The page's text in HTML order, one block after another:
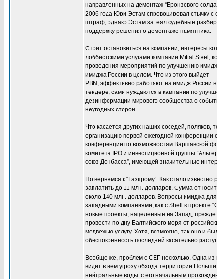
направленных на демонтаж “Бронзового
2006 года Юри Эстам спровоцировал стычку
штраф, однако Эстам затеял судебные
поддержку решения о демонтаже памятника.
Стоит остановиться на компании, интересы
лоббистскими услугами компании Mittal Steel,
проведения мероприятий по улучшению
имиджа России в целом. Что из этого выйдет
PBN, эффективно работают на имидж России
тендере, сами нуждаются в кампании по
дезинформации мирового сообщества о
неугодных сторон.
Что касается других наших соседей,
организацию первой ежегодной конференции
конференции по возможностям Варшавской
комитета IPO и инвестиционной группы
союз Донбасса”, имеющей значительные
Но вернемся к “Газпрому”. Как стало
заплатить до 11 млн. долларов. Сумма
около 140 млн. долларов. Вопросы имиджа для
западными компаниями, как с Shell в проекте
новые проекты, нацеленные на Запад, прежде
провести по дну Балтийского моря от
медвежью услугу. Хотя, возможно, так оно и
обеспокоенность последней касательно
Вообще же, проблем с СЕГ несколько. Одна из
видит в нем угрозу обхода территории
нейтральные воды, с его начальным